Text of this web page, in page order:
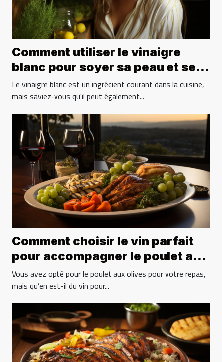
Comment utiliser le vinaigre
blanc pour soyer sa peau et ses
cheveux ?
Le vinaigre blanc est un ingrédient courant dans la cuisine,
mais saviez-vous qu'il peut également...
Comment choisir le vin parfait
pour accompagner le poulet aux
olives ?
Vous avez opté pour le poulet aux olives pour votre repas,
mais qu’en est-il du vin pour...